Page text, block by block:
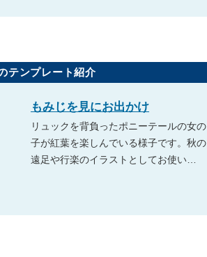
テンプレート紹介
もみじを見にお出かけ
リュックを背負ったポニーテールの女の
子が紅葉を楽しんでいる様子です。秋の
遠足や行楽のイラストとしてお使い…